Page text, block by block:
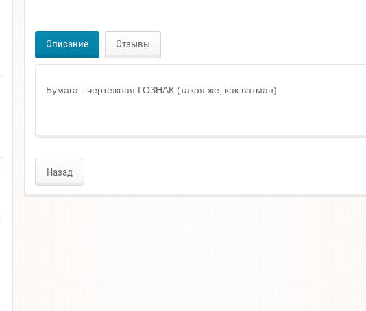
Описание Отзывы
Бумага - чертежная ГОЗНАК (такая же, как ватман)
Назад